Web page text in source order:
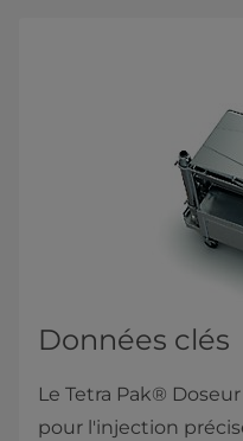
Données clés
Le Tetra Pak®
pour l'injection